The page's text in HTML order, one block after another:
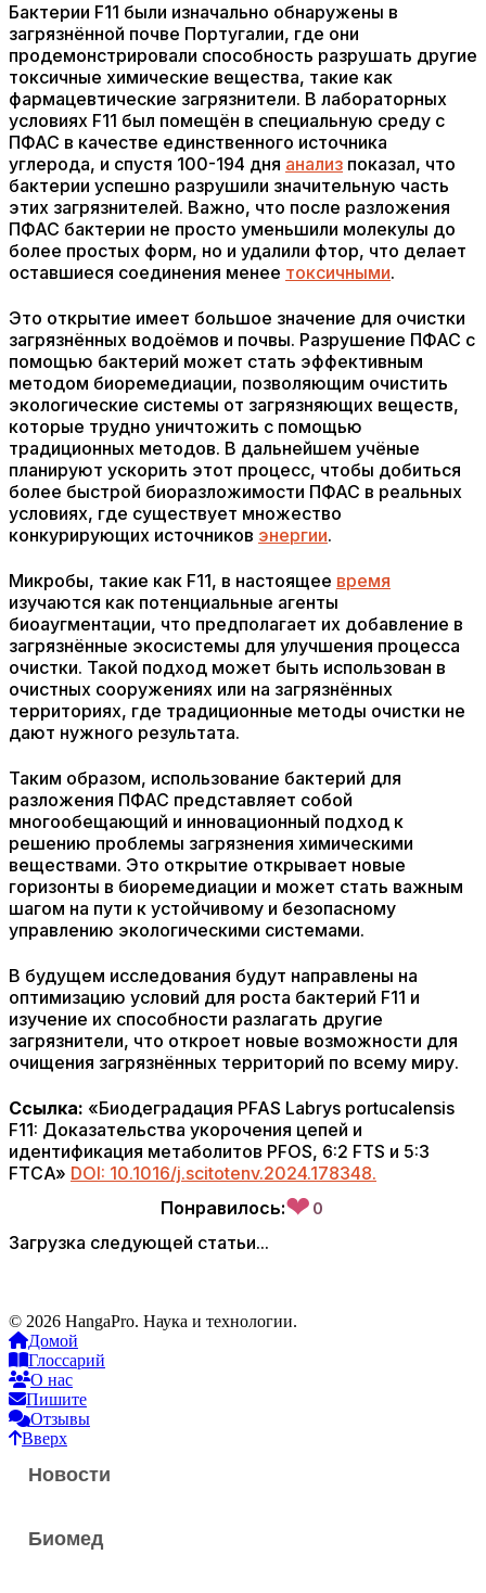
Бактерии F11 были изначально обнаружены в
загрязнённой почве Португалии, где они
продемонстрировали способность разрушать другие
токсичные химические вещества, такие как
фармацевтические загрязнители. В лабораторных
условиях F11 был помещён в специальную среду с
ПФАС в качестве единственного источника
углерода, и спустя 100-194 дня анализ показал, что
бактерии успешно разрушили значительную часть
этих загрязнителей. Важно, что после разложения
ПФАС бактерии не просто уменьшили молекулы до
более простых форм, но и удалили фтор, что делает
оставшиеся соединения менее токсичными.
Это открытие имеет большое значение для очистки
загрязнённых водоёмов и почвы. Разрушение ПФАС с
помощью бактерий может стать эффективным
методом биоремедиации, позволяющим очистить
экологические системы от загрязняющих веществ,
которые трудно уничтожить с помощью
традиционных методов. В дальнейшем учёные
планируют ускорить этот процесс, чтобы добиться
более быстрой биоразложимости ПФАС в реальных
условиях, где существует множество
конкурирующих источников энергии.
Микробы, такие как F11, в настоящее время
изучаются как потенциальные агенты
биоаугментации, что предполагает их добавление в
загрязнённые экосистемы для улучшения процесса
очистки. Такой подход может быть использован в
очистных сооружениях или на загрязнённых
территориях, где традиционные методы очистки не
дают нужного результата.
Таким образом, использование бактерий для
разложения ПФАС представляет собой
многообещающий и инновационный подход к
решению проблемы загрязнения химическими
веществами. Это открытие открывает новые
горизонты в биоремедиации и может стать важным
шагом на пути к устойчивому и безопасному
управлению экологическими системами.
В будущем исследования будут направлены на
оптимизацию условий для роста бактерий F11 и
изучение их способности разлагать другие
загрязнители, что откроет новые возможности для
очищения загрязнённых территорий по всему миру.
Ссылка: «Биодеградация PFAS Labrys portucalensis
F11: Доказательства укорочения цепей и
идентификация метаболитов PFOS, 6:2 FTS и 5:3
FTCA» DOI: 10.1016/j.scitotenv.2024.178348.
Понравилось:❤ 0
Загрузка следующей статьи...
© 2026 HangaPro. Наука и технологии.
Домой
Глоссарий
О нас
Пишите
Отзывы
Вверх
Новости
Биомед